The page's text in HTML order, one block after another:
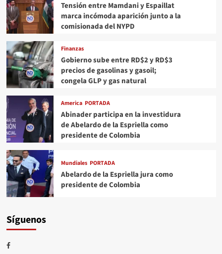
Tensión entre Mamdani y Espaillat
marca incómoda aparición junto a la
comisionada del NYPD
Finanzas
Gobierno sube entre RD$2 y RD$3
precios de gasolinas y gasoil;
congela GLP y gas natural
America PORTADA
Abinader participa en la investidura
de Abelardo de la Espriella como
presidente de Colombia
Mundiales PORTADA
Abelardo de la Espriella jura como
presidente de Colombia
Síguenos